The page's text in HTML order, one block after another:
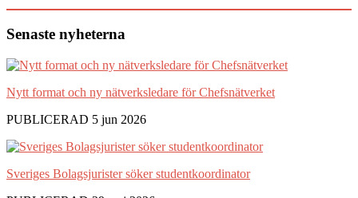
Senaste nyheterna
Nytt format och ny nätverksledare för Chefsnätverket
PUBLICERAD 5 jun 2026
Sveriges Bolagsjurister söker studentkoordinator